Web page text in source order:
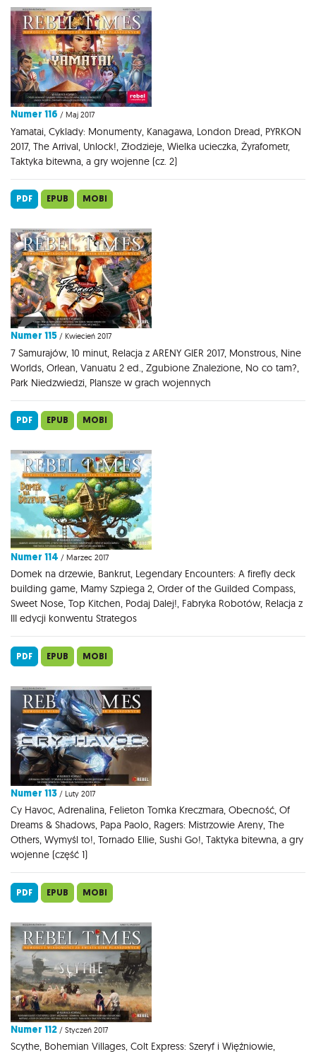
Numer 116 / Maj 2017
Yamatai, Cyklady: Monumenty, Kanagawa, London Dread, PYRKON
2017, The Arrival, Unlock!, Złodzieje, Wielka ucieczka, Żyrafometr,
Taktyka bitewna, a gry wojenne (cz. 2)
PDF EPUB MOBI
Numer 115 / Kwiecień 2017
7 Samurajów, 10 minut, Relacja z ARENY GIER 2017, Monstrous, Nine
Worlds, Orlean, Vanuatu 2 ed., Zgubione Znalezione, No co tam?,
Park Niedzwiedzi, Plansze w grach wojennych
PDF EPUB MOBI
Numer 114 / Marzec 2017
Domek na drzewie, Bankrut, Legendary Encounters: A firefly deck
building game, Mamy Szpiega 2, Order of the Guilded Compass,
Sweet Nose, Top Kitchen, Podaj Dalej!, Fabryka Robotów, Relacja z
III edycji konwentu Strategos
PDF EPUB MOBI
Numer 113 / Luty 2017
Cy Havoc, Adrenalina, Felieton Tomka Kreczmara, Obecność, Of
Dreams & Shadows, Papa Paolo, Ragers: Mistrzowie Areny, The
Others, Wymyśl to!, Tornado Ellie, Sushi Go!, Taktyka bitewna, a gry
wojenne (część 1)
PDF EPUB MOBI
Numer 112 / Styczeń 2017
Scythe, Bohemian Villages, Colt Express: Szeryf i Więźniowie,